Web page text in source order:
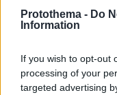
Protothema - Do
Information
If you wish to opt-out
processing of your
targeted advertising
Ασημένιο για
Αλεξίου στο
Οστεοπόρωση: 5
μειώνουν τον
πριν 16 λεπτά